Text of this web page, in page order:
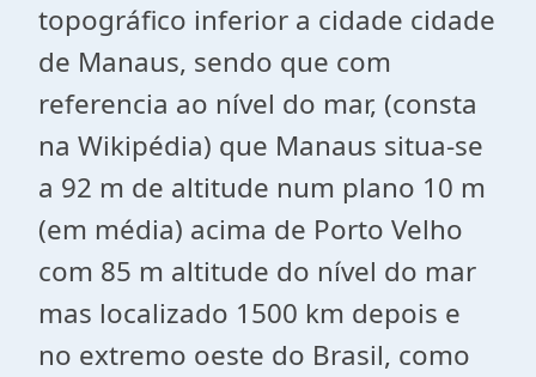
topográfico inferior a cidade cidade
de Manaus, sendo que com
referencia ao nível do mar, (consta
na Wikipédia) que Manaus situa-se
a 92 m de altitude num plano 10 m
(em média) acima de Porto Velho
com 85 m altitude do nível do mar
mas localizado 1500 km depois e
no extremo oeste do Brasil, como